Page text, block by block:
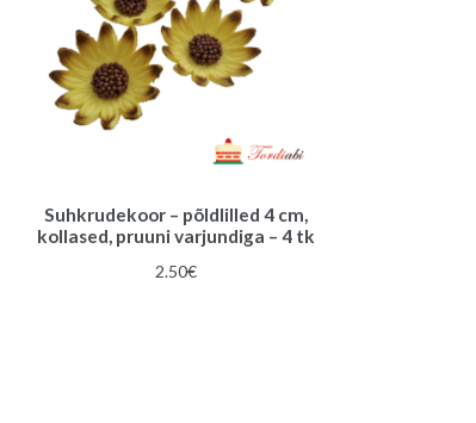
Suhkrudekoor – põldlilled 4 cm,
kollased, pruuni varjundiga – 4 tk
2.50€